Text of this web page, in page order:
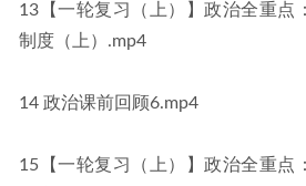
13【一轮复习（上）】政治全重点
制度（上）.mp4
14 政治课前回顾6.mp4
15【一轮复习（上）】政治全重点